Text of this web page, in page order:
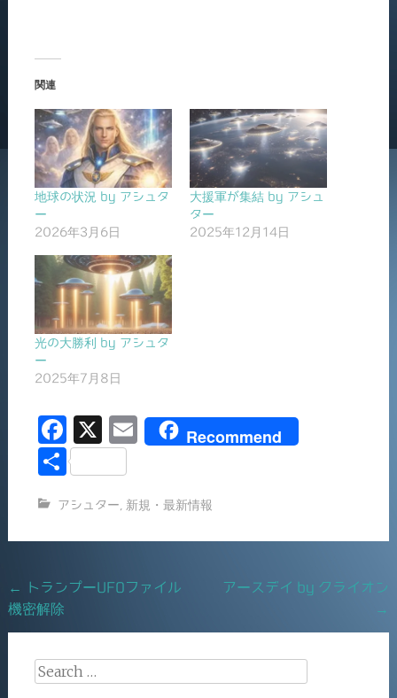
関連
地球の状況 by アシュタ
ー
2026年3月6日
大援軍が集結 by アシュ
ター
2025年12月14日
光の大勝利 by アシュタ
ー
2025年7月8日
F
a
e
b
o
k
X
E
l
Recommend
共
アシュター 新規・最新情報
Post
navigation
←
トランプーUFOファイル
機密解除
アースデイ by クライオン
→
Search